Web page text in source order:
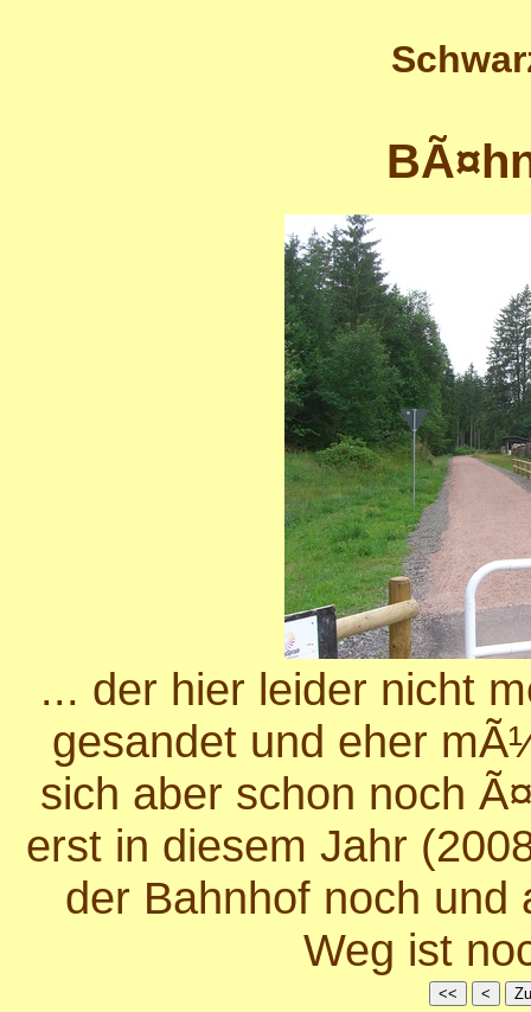
... der hier leider nicht
gesandet und eher
sich aber schon noch
erst in diesem Jahr
der Bahnhof noch und
Weg ist
<< <